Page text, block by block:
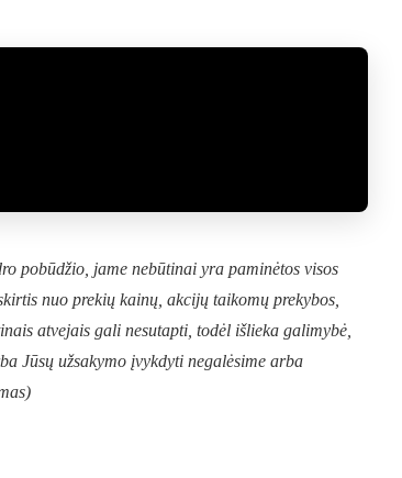
pobūdžio, jame nebūtinai yra paminėtos visos
nuo prekių kainų, akcijų taikomų prekybos,
atvejais gali nesutapti, todėl išlieka galimybė,
Jūsų užsakymo įvykdyti negalėsime arba